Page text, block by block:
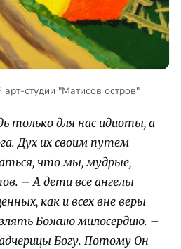
студии "Матисов остров"
только для нас идиоты, а
Дух их своим путем
что мы, мудрые,
– А дети все ангелы
как и всех вне веры
Божию милосердию. –
Богу. Потому Он